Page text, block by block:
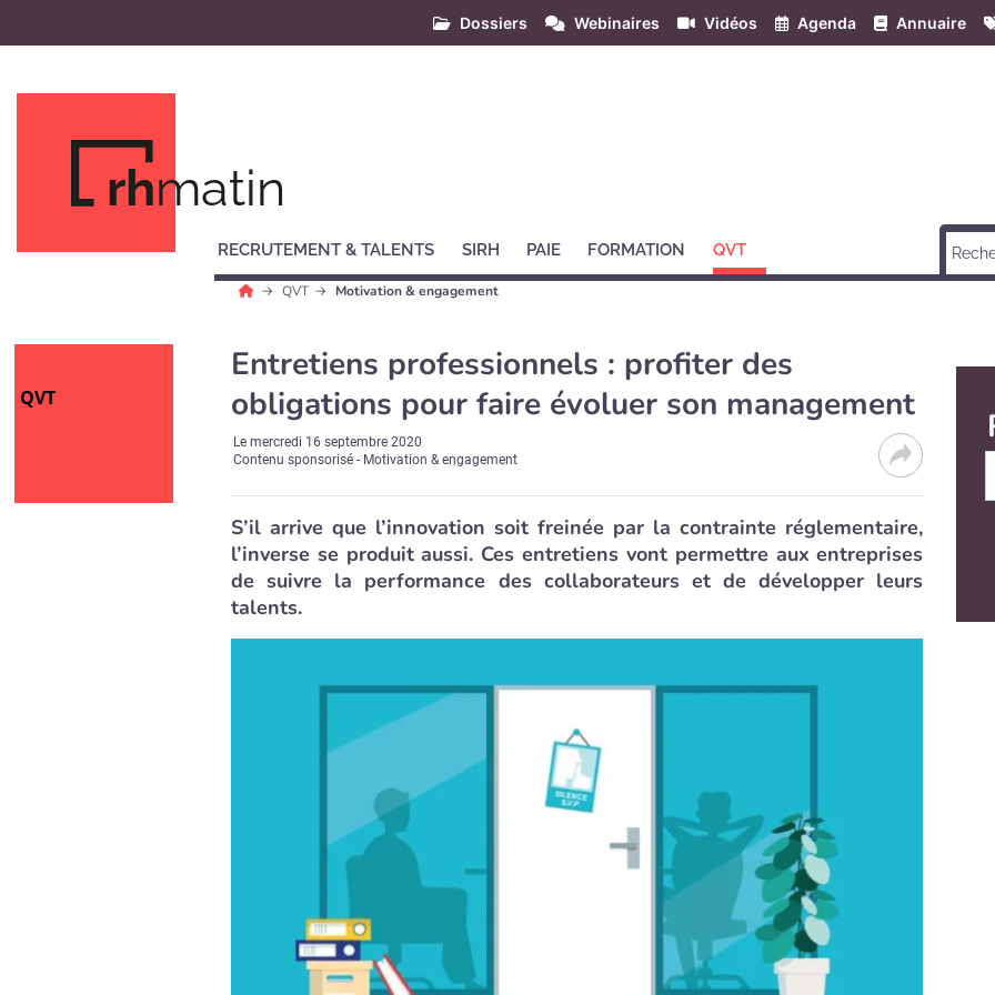
Dossiers Webinaires Vidéos Agenda Annuaire
rhmatin
RECRUTEMENT & TALENTS SIRH PAIE FORMATION QVT
QVT Motivation & engagement
QVT
Entretiens professionnels : profiter des
obligations pour faire évoluer son management
Lemercredi 16 septembre 2020
Contenu sponsorisé - Motivation & engagement
S’il arrive que l’innovation soit freinée par la contrainte réglementaire,
l’inverse se produit aussi. Ces entretiens vont permettre aux entreprises
de suivre la performance des collaborateurs et de développer leurs
talents.